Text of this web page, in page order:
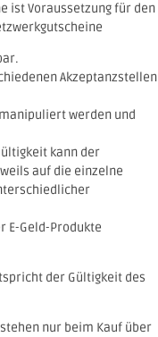
ist Voraussetzung für den
Akzeptanzstellen
werden und
kann der
auf die einzelne
E-Geld-Produkte
der Gültigkeit des
nur beim Kauf über